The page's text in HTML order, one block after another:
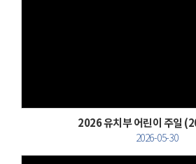
2026 유치부 어린이 주일
2026-05-30